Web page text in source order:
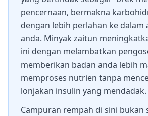
pencernaan, bermakna
dengan lebih perlahan ke dalam
anda. Minyak zaitun
ini dengan melambatkan
memberikan badan anda lebih
memproses nutrien tanpa
lonjakan insulin yang mendadak.
Campuran rempah di sini bukan